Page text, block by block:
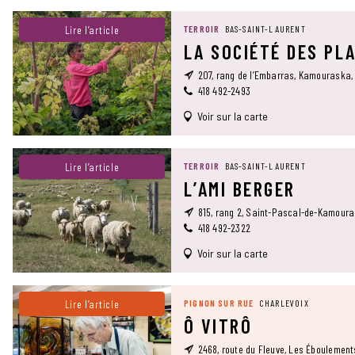
Lire l’article TERROIR BAS-SAINT-LAURENT
LA SOCIÉTÉ DES
207, rang de l’Embarras, Kamouraska,
418 492-2493
Voir sur la carte
Lire l’article TERROIR BAS-SAINT-LAURENT
L’AMI BERGER
815, rang 2, Saint-Pascal-de-
418 492-2322
Voir sur la carte
Lire l’article PIGNON SUR RUE CHARLEVOIX
Ô VITRÔ
2468, route du Fleuve, Les